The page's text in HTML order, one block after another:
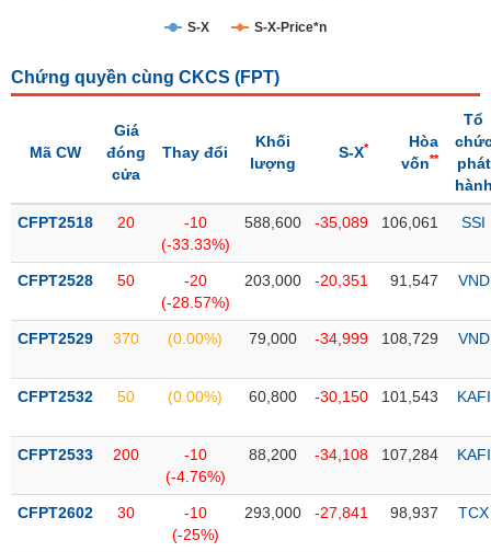
cổ
Quy
trường
yết
yết
Niêm
bổ
sung
Hủy
niêm
S-X S-X-Price*n
Chứng quyền cùng CKCS (FPT)
Mã CW
Giá
đóng
cửa
Thay đổi
Khối
lượng
S-X*
Hòa
vốn**
Tổ
phát
CFPT2518 20
-10
(-33.33%)
588,600 -35,089 106,061 SSI
CFPT2528 50
-20
(-28.57%)
203,000 -20,351 91,547 VND
CFPT2529 370 (0.00%) 79,000 -34,999 108,729 VND
CFPT2532 50 (0.00%) 60,800 -30,150 101,543 KAFI
CFPT2533 200
-10
(-4.76%)
88,200 -34,108 107,284 KAFI
CFPT2602 30
-10
(-25%)
293,000 -27,841 98,937 TCX
NGÀNH
PHIẾU
SINH
PHIẾU